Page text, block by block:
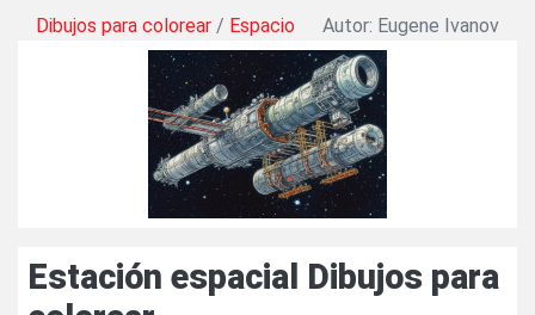
Dibujos para colorear / Espacio Autor: Eugene Ivanov
Estación espacial Dibujos para